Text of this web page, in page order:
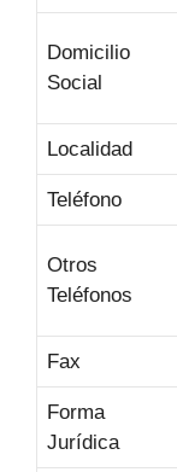
Domicilio
Social
Localidad
Teléfono
Otros
Teléfonos
Fax
Forma
Jurídica